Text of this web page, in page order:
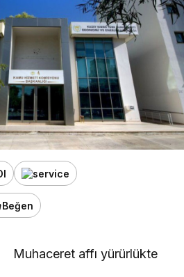
Beğen
Muhaceret affı yürürlükte